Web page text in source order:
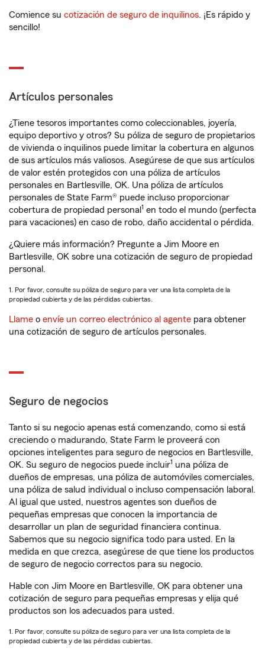
Comience su cotización de seguro de inquilinos. ¡Es rápido y
sencillo!
Artículos personales
¿Tiene tesoros importantes como coleccionables, joyería,
equipo deportivo y otros? Su póliza de seguro de propietarios
de vivienda o inquilinos puede limitar la cobertura en algunos
de sus artículos más valiosos. Asegúrese de que sus artículos
de valor estén protegidos con una póliza de artículos
personales en Bartlesville, OK. Una póliza de artículos
personales de State Farm® puede incluso proporcionar
cobertura de propiedad personal 1 en todo el mundo (perfecta
para vacaciones) en caso de robo, daño accidental o pérdida.
¿Quiere más información? Pregunte a Jim Moore en
Bartlesville, OK sobre una cotización de seguro de propiedad
personal.
1. Por favor, consulte su póliza de seguro para ver una lista completa de la
propiedad cubierta y de las pérdidas cubiertas.
Llame o envíe un correo electrónico al agente para obtener
una cotización de seguro de artículos personales.
Seguro de negocios
Tanto si su negocio apenas está comenzando, como si está
creciendo o madurando, State Farm le proveerá con
opciones inteligentes para seguro de negocios en Bartlesville,
OK. Su seguro de negocios puede incluir1 una póliza de
dueños de empresas, una póliza de automóviles comerciales,
una póliza de salud individual o incluso compensación laboral.
Al igual que usted, nuestros agentes son dueños de
pequeñas empresas que conocen la importancia de
desarrollar un plan de seguridad financiera continua.
Sabemos que su negocio significa todo para usted. En la
medida en que crezca, asegúrese de que tiene los productos
de seguro de negocio correctos para su negocio.
Hable con Jim Moore en Bartlesville, OK para obtener una
cotización de seguro para pequeñas empresas y elija qué
productos son los adecuados para usted.
1. Por favor, consulte su póliza de seguro para ver una lista completa de la
propiedad cubierta y de las pérdidas cubiertas.